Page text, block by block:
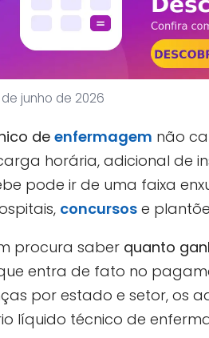
junho de 2026
de enfermagem não
horária, adicional de
pode ir de uma faixa
concursos e
procura saber quanto
entra de fato no
por estado e setor, os
líquido técnico de